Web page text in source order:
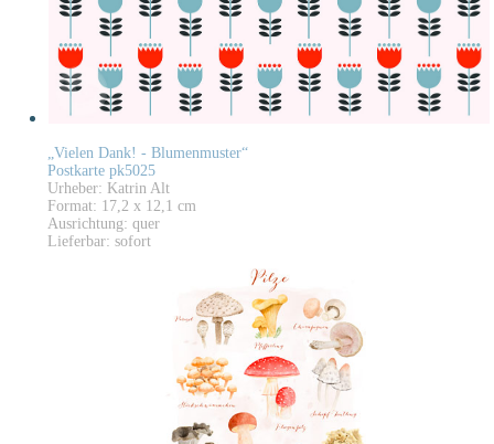
„Vielen Dank! - Blumenmuster“
Postkarte pk5025
Urheber: Katrin Alt
Format: 17,2 x 12,1 cm
Ausrichtung: quer
Lieferbar: sofort